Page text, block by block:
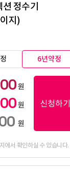
정수기
지)
6년약정
원
원
원
신청하기
에서 확인하실 수 있습니다.